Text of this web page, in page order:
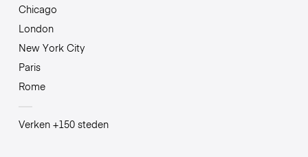
Chicago
London
New York City
Paris
Rome
Verken +150 steden